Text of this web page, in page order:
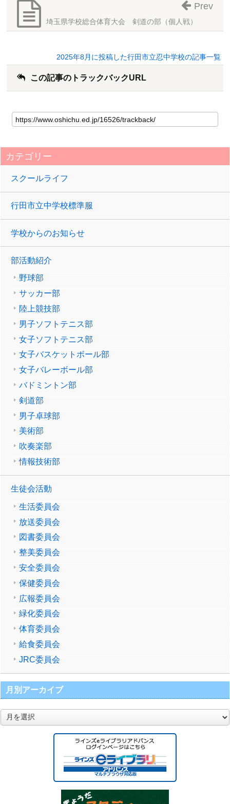
埼玉県学校総合体育大会 剣道の部（個人戦）
Prev
2025年8月に投稿した行田市立忍中学校の記事一覧
この記事のトラックバックURL
カテゴリー
スクールライフ
行田市立中学校標準服
学校からのお知らせ
部活動紹介
野球部
サッカー部
陸上競技部
男子ソフトテニス部
女子ソフトテニス部
女子バスケットボール部
女子バレーボール部
バドミントン部
剣道部
男子卓球部
美術部
吹奏楽部
情報技術部
生徒会活動
生活委員会
放送委員会
図書委員会
整美委員会
安全委員会
保健委員会
広報委員会
緑化委員会
体育委員会
給食委員会
JRC委員会
月別アーカイブ
月
別